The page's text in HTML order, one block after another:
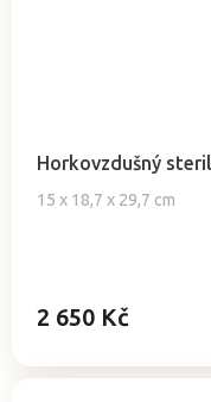
Horkovzdušný
15 x 18,7 x 29,7 cm
2 650 Kč